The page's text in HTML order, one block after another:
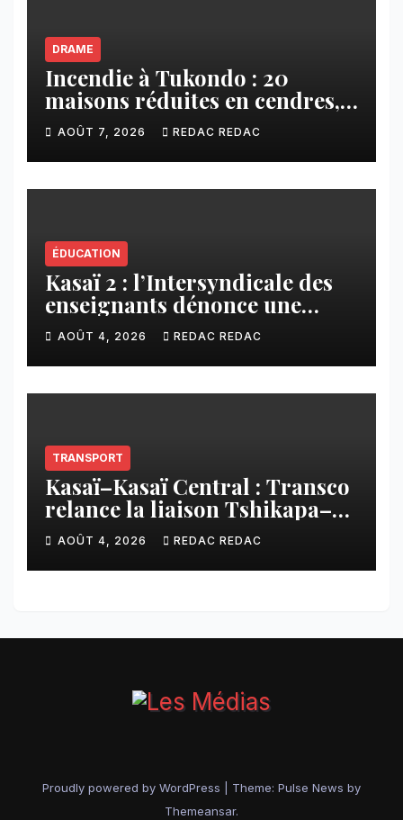
DRAME
Incendie à Tukondo : 20
maisons réduites en cendres,
plusieurs familles sans abri
AOÛT 7, 2026 REDAC REDAC
ÉDUCATION
Kasaï 2 : l’Intersyndicale des
enseignants dénonce une
contribution financière
imposée aux écoles de la
CNCA
AOÛT 4, 2026 REDAC REDAC
TRANSPORT
Kasaï–Kasaï Central : Transco
relance la liaison Tshikapa–
Tshiamu pour faciliter les
échanges
AOÛT 4, 2026 REDAC REDAC
Proudly powered by WordPress Theme: Pulse News by
Themeansar.